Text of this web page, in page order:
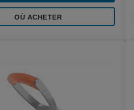
OÙ ACHETER